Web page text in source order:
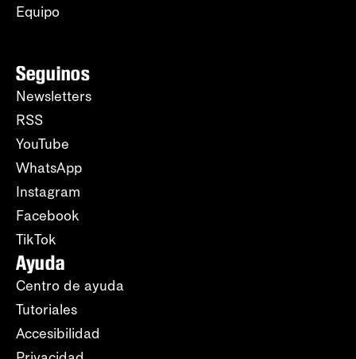
Equipo
Seguinos
Newsletters
RSS
YouTube
WhatsApp
Instagram
Facebook
TikTok
Ayuda
Centro de ayuda
Tutoriales
Accesibilidad